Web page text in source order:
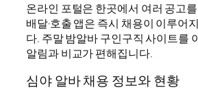
온라인 포털은 한곳에서 여러 공고
배달·호출 앱은 즉시 채용이 이루어
다. 주말 밤알바 구인구직 사이트를
알림과 비교가 편해집니다.
심야 알바 채용 정보와 현황